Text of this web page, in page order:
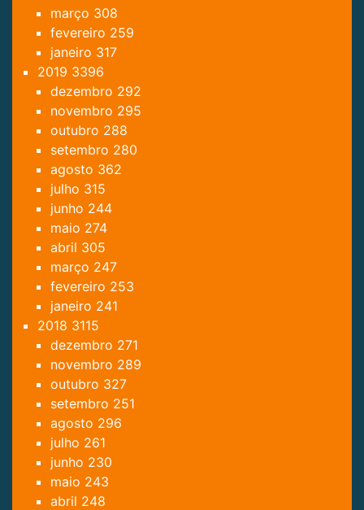
março 308
fevereiro 259
janeiro 317
2019 3396
dezembro 292
novembro 295
outubro 288
setembro 280
agosto 362
julho 315
junho 244
maio 274
abril 305
março 247
fevereiro 253
janeiro 241
2018 3115
dezembro 271
novembro 289
outubro 327
setembro 251
agosto 296
julho 261
junho 230
maio 243
abril 248